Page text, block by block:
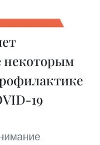
некоторым
19